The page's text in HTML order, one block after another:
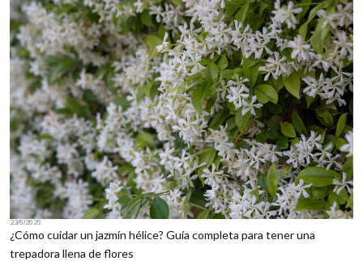
23/6/2026
¿Cómo cuidar un jazmín hélice? Guía completa para tener una
trepadora llena de flores